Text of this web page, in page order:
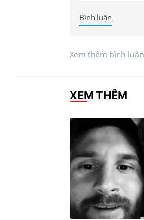
Bình luận
Xem thêm bình luận
XEM THÊM